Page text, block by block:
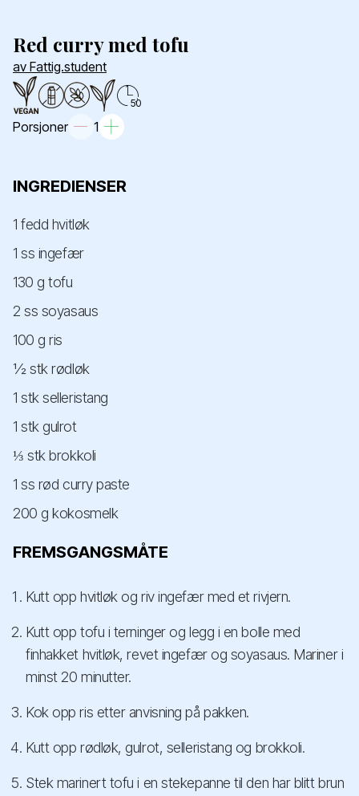
Red curry med tofu
av Fattig.student
50
Porsjoner 1
INGREDIENSER
1 fedd hvitløk
1 ss ingefær
130 g tofu
2 ss soyasaus
100 g ris
½ stk rødløk
1 stk selleristang
1 stk gulrot
⅓ stk brokkoli
1 ss rød curry paste
200 g kokosmelk
FREMSGANGSMÅTE
Kutt opp hvitløk og riv ingefær med et rivjern.
Kutt opp tofu i terninger og legg i en bolle med
finhakket hvitløk, revet ingefær og soyasaus. Mariner i
minst 20 minutter.
Kok opp ris etter anvisning på pakken.
Kutt opp rødløk, gulrot, selleristang og brokkoli.
Stek marinert tofu i en stekepanne til den har blitt brun